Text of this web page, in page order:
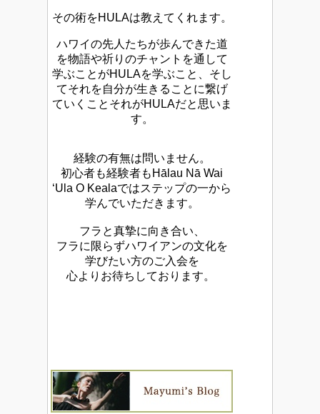
その術をHULAは教えてくれます。
ハワイの先人たちが歩んできた道
を物語や祈りのチャントを通して
学ぶことがHULAを学ぶこと、そし
てそれを自分が生きることに繋げ
ていくことそれがHULAだと思いま
す。
経験の有無は問いません。
初心者も経験者もHālau Nā Wai
‘Ula O Kealaではステップの一から
学んでいただきます。
フラと真摯に向き合い、
フラに限らずハワイアンの文化を
学びたい方のご入会を
心よりお待ちしております。